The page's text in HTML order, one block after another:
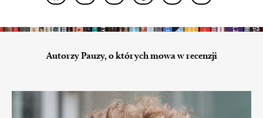
Autorzy Pauzy, o których mowa w recenzji